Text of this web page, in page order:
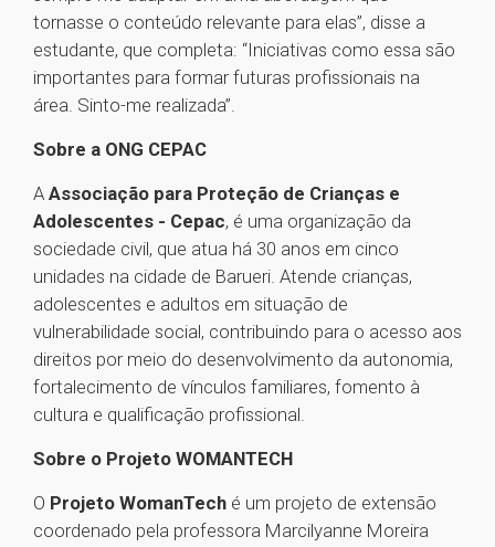
tornasse o conteúdo relevante para elas”, disse a
estudante, que completa: “Iniciativas como essa são
importantes para formar futuras profissionais na
área. Sinto-me realizada”.
Sobre a ONG CEPAC
A Associação para Proteção de Crianças e
Adolescentes - Cepac, é uma organização da
sociedade civil, que atua há 30 anos em cinco
unidades na cidade de Barueri. Atende crianças,
adolescentes e adultos em situação de
vulnerabilidade social, contribuindo para o acesso aos
direitos por meio do desenvolvimento da autonomia,
fortalecimento de vínculos familiares, fomento à
cultura e qualificação profissional.
Sobre o Projeto WOMANTECH
O Projeto WomanTech é um projeto de extensão
coordenado pela professora Marcilyanne Moreira